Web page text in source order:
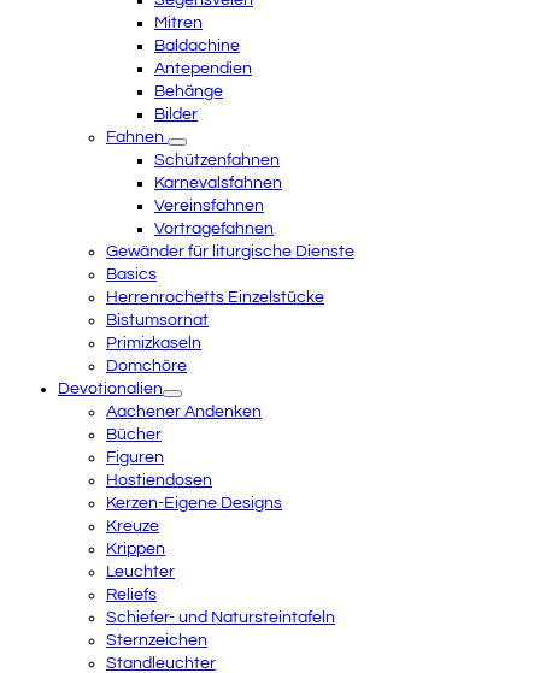
Mitren
Baldachine
Antependien
Behänge
Bilder
Fahnen
Schützenfahnen
Karnevalsfahnen
Vereinsfahnen
Vortragefahnen
Gewänder für liturgische Dienste
Basics
Herrenrochetts Einzelstücke
Bistumsornat
Primizkaseln
Domchöre
Devotionalien
Aachener Andenken
Bücher
Figuren
Hostiendosen
Kerzen-Eigene Designs
Kreuze
Krippen
Leuchter
Reliefs
Schiefer- und Natursteintafeln
Sternzeichen
Standleuchter